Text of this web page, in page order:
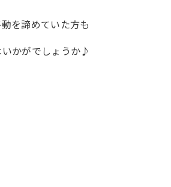
を諦めていた方も
かがでしょうか♪